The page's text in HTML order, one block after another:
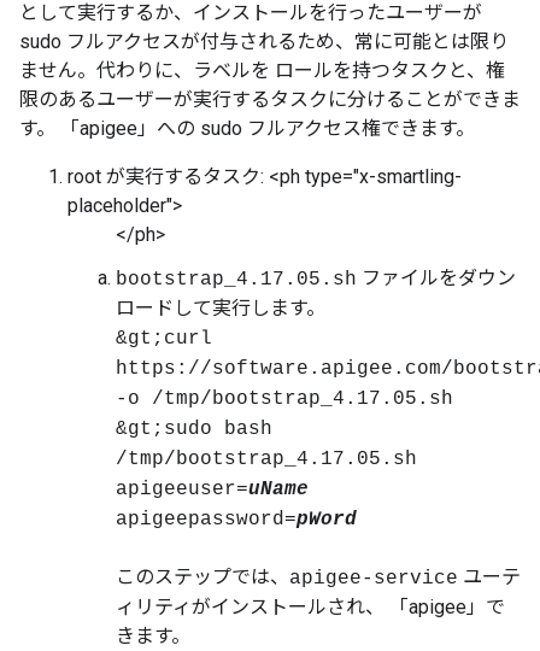
として実行するか、インストールを行ったユーザーが
sudo フルアクセスが付与されるため、常に可能とは限り
ません。代わりに、ラベルを ロールを持つタスクと、権
限のあるユーザーが実行するタスクに分けることができま
す。 「apigee」への sudo フルアクセス権できます。
root が実行するタスク: <ph type="x-smartling-
placeholder">
</ph>
bootstrap_4.17.05.sh ファイルをダウン
ロードして実行します。
&gt;curl
https://software.apigee.com/
-o /tmp/bootstrap_4.17.05.sh
&gt;sudo bash
/tmp/bootstrap_4.17.05.sh
apigeeuser=uName
apigeepassword=pWord
このステップでは、 apigee-service ユーテ
ィリティがインストールされ、 「apigee」で
きます。